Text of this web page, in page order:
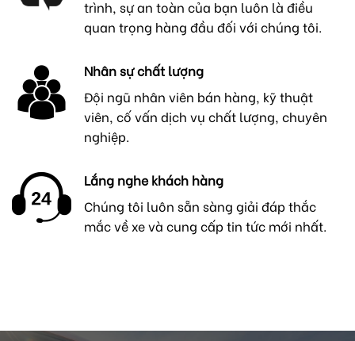
trình, sự an toàn của bạn luôn là điều
quan trọng hàng đầu đối với chúng tôi.
Nhân sự chất lượng
Đội ngũ nhân viên bán hàng, kỹ thuật
viên, cố vấn dịch vụ chất lượng, chuyên
nghiệp.
Lắng nghe khách hàng
Chúng tôi luôn sẵn sàng giải đáp thắc
mắc về xe và cung cấp tin tức mới nhất.